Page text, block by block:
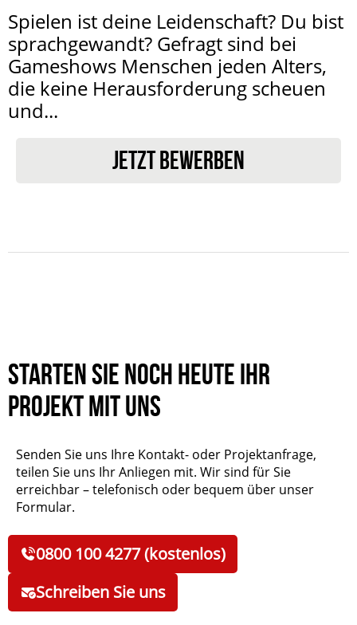
Spielen ist deine Leidenschaft? Du bist
sprachgewandt? Gefragt sind bei
Gameshows Menschen jeden Alters,
die keine Herausforderung scheuen
und...
JETZT BEWERBEN
Starten Sie noch heute Ihr
Projekt mit uns
Senden Sie uns Ihre Kontakt- oder Projektanfrage,
teilen Sie uns Ihr Anliegen mit. Wir sind für Sie
erreichbar – telefonisch oder bequem über unser
Formular.
0800 100 4277 (kostenlos)
Schreiben Sie uns